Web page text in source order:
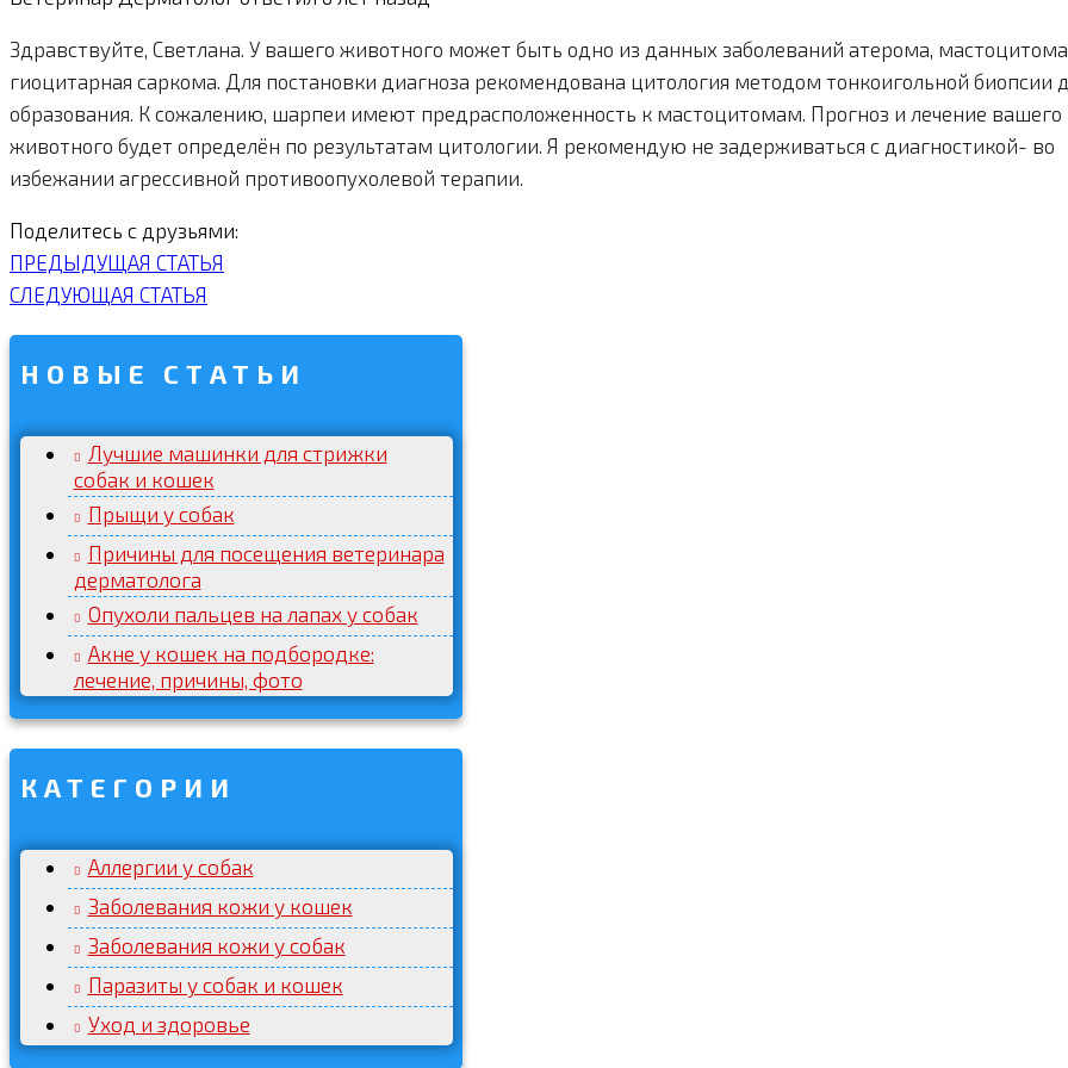
Здравствуйте, Светлана. У вашего животного может быть одно из данных заболеваний атерома,
гиоцитарная саркома. Для постановки диагноза рекомендована цитология методом тонкоигольной биопсии
образования. К сожалению, шарпеи имеют предрасположенность к мастоцитомам. Прогноз и лечение вашего
животного будет определён по результатам цитологии. Я рекомендую не задерживаться с диагностикой- во
избежании агрессивной противоопухолевой терапии.
Поделитесь с друзьями:
ПРЕДЫДУЩАЯ СТАТЬЯ
СЛЕДУЮЩАЯ СТАТЬЯ
НОВЫЕ СТАТЬИ
Лучшие машинки для стрижки
собак и кошек
Прыщи у собак
Причины для посещения ветеринара
дерматолога
Опухоли пальцев на лапах у собак
Акне у кошек на подбородке:
лечение, причины, фото
КАТЕГОРИИ
Аллергии у собак
Заболевания кожи у кошек
Заболевания кожи у собак
Паразиты у собак и кошек
Уход и здоровье